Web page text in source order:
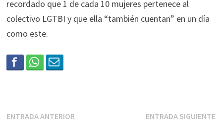
recordado que 1 de cada 10 mujeres pertenece al
colectivo LGTBI y que ella “también cuentan” en un día
como este.
ENTRADA ANTERIOR ENTRADA SIGUIENTE